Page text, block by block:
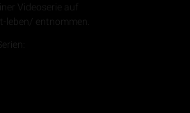
Videoserie auf
entnommen.